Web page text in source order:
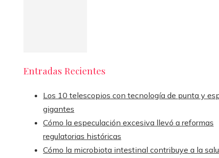
Entradas Recientes
Los 10 telescopios con tecnología de punta y
gigantes
Cómo la especulación excesiva llevó a reformas
regulatorias históricas
Cómo la microbiota intestinal contribuye a la